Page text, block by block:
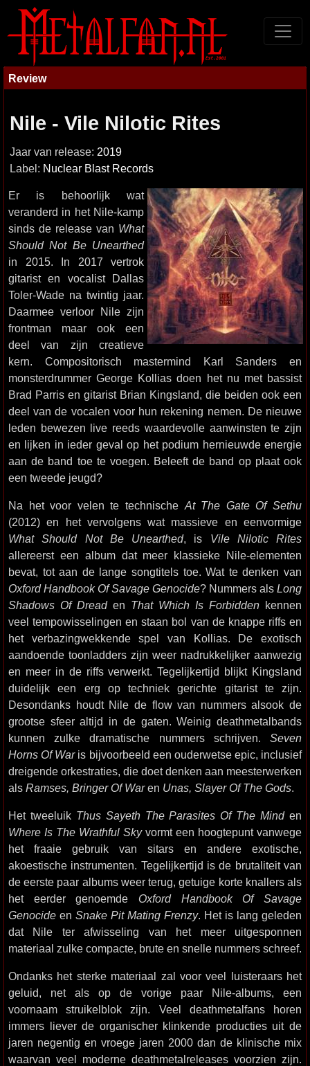
Review
Nile - Vile Nilotic Rites
Jaar van release: 2019
Label: Nuclear Blast Records
Er is behoorlijk wat
veranderd in het Nile-kamp
sinds de release van What
Should Not Be Unearthed
in 2015. In 2017 vertrok
gitarist en vocalist Dallas
Toler-Wade na twintig jaar.
Daarmee verloor Nile zijn
frontman maar ook een
deel van zijn creatieve
kern. Compositorisch mastermind Karl Sanders en
monsterdrummer George Kollias doen het nu met bassist
Brad Parris en gitarist Brian Kingsland, die beiden ook een
deel van de vocalen voor hun rekening nemen. De nieuwe
leden bewezen live reeds waardevolle aanwinsten te zijn
en lijken in ieder geval op het podium hernieuwde energie
aan de band toe te voegen. Beleeft de band op plaat ook
een tweede jeugd?
Na het voor velen te technische At The Gate Of Sethu
(2012) en het vervolgens wat massieve en eenvormige
What Should Not Be Unearthed, is Vile Nilotic Rites
allereerst een album dat meer klassieke Nile-elementen
bevat, tot aan de lange songtitels toe. Wat te denken van
Oxford Handbook Of Savage Genocide? Nummers als Long
Shadows Of Dreaden That Which Is Forbidden kennen
veel tempowisselingen en staan bol van de knappe riffs en
het verbazingwekkende spel van Kollias. De exotisch
aandoende toonladders zijn weer nadrukkelijker aanwezig
en meer in de riffs verwerkt. Tegelijkertijd blijkt Kingsland
duidelijk een erg op techniek gerichte gitarist te zijn.
Desondanks houdt Nile de flow van nummers alsook de
grootse sfeer altijd in de gaten. Weinig deathmetalbands
kunnen zulke dramatische nummers schrijven. Seven
Horns Of Waris bijvoorbeeld een ouderwetse epic, inclusief
dreigende orkestraties, die doet denken aan meesterwerken
als Ramses, Bringer Of Waren Unas, Slayer Of The Gods.
Het tweeluik Thus Sayeth The Parasites Of The Minden
Where Is The Wrathful Skyvormt een hoogtepunt vanwege
het fraaie gebruik van sitars en andere exotische,
akoestische instrumenten. Tegelijkertijd is de brutaliteit van
de eerste paar albums weer terug, getuige korte knallers als
het eerder genoemde Oxford Handbook Of Savage
Genocide en Snake Pit Mating Frenzy. Het is lang geleden
dat Nile ter afwisseling van het meer uitgesponnen
materiaal zulke compacte, brute en snelle nummers schreef.
Ondanks het sterke materiaal zal voor veel luisteraars het
geluid, net als op de vorige paar Nile-albums, een
voornaam struikelblok zijn. Veel deathmetalfans horen
immers liever de organischer klinkende producties uit de
jaren negentig en vroege jaren 2000 dan de klinische mix
waarvan veel moderne deathmetalreleases voorzien zijn.